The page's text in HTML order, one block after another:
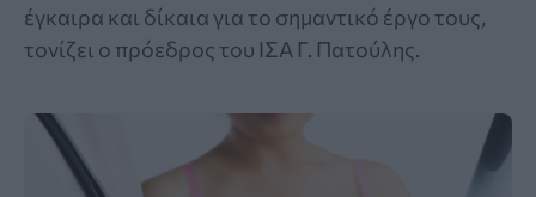
έγκαιρα και δίκαια για το σημαντικό έργο τους,
τονίζει ο πρόεδρος του ΙΣΑ Γ. Πατούλης.